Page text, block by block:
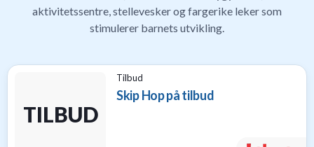
aktivitetssentre, stellevesker og fargerike leker som
stimulerer barnets utvikling.
TILBUD
Tilbud
Skip Hop på tilbud
Personlige
Gavetips
Gavetips